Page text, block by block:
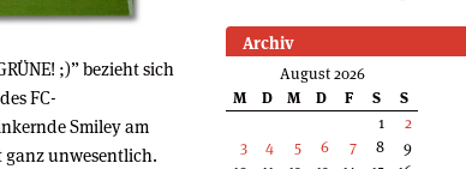
;)” bezieht sich
FC-
Smiley am
ganz unwesentlich.
Archiv
August 2026
M
D M D F S
S
1
2
3
4 5 6 7 8
9